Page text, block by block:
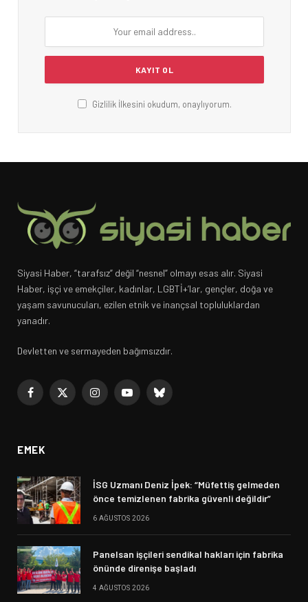
Gizlilik İlkesini okudum, onaylıyorum.
Siyasi Haber, “tarafsız” değil “nesnel” olmayı esas alır. Siyasi
Haber, işçi ve emekçiler, kadınlar, LGBTİ+’lar, gençler, doğa ve
yaşam savunucuları, ezilen etnik ve inançsal topluluklardan
yanadır.
Devletten ve sermayeden bağımsızdır.
Facebook
X
InstagramYouTubeBluesky
EMEK
İSG Uzmanı Deniz İpek: “Müfettiş gelmeden
önce temizlenen fabrika güvenli değildir”
6 AĞUSTOS 2026
Panelsan işçileri sendikal hakları için fabrika
önünde direnişe başladı
4 AĞUSTOS 2026